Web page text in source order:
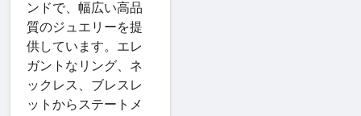
ンドで、幅広い高品
質のジュエリーを提
供しています。エレ
ガントなリング、ネ
ックレス、ブレスレ
ットからステートメ